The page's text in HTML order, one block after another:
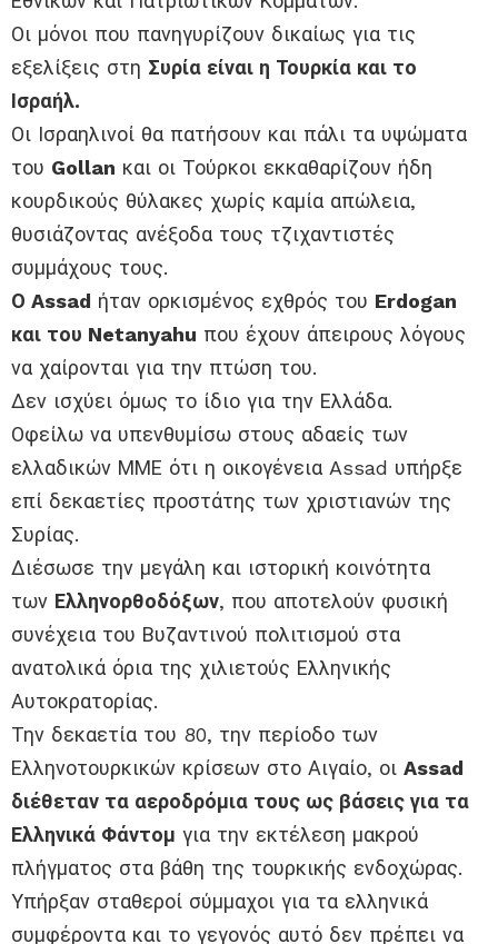
Οι μόνοι που πανηγυρίζουν δικαίως για τις
εξελίξεις στη Συρία είναι η Τουρκία και το
Ισραήλ.
Οι Ισραηλινοί θα πατήσουν και πάλι τα υψώματα
του Gollan και οι Τούρκοι εκκαθαρίζουν ήδη
κουρδικούς θύλακες χωρίς καμία απώλεια,
θυσιάζοντας ανέξοδα τους τζιχαντιστές
συμμάχους τους.
Ο Assad ήταν ορκισμένος εχθρός του Erdogan
και του Netanyahu που έχουν άπειρους λόγους
να χαίρονται για την πτώση του.
Δεν ισχύει όμως το ίδιο για την Ελλάδα.
Οφείλω να υπενθυμίσω στους αδαείς των
ελλαδικών ΜΜΕ ότι η οικογένεια Assad υπήρξε
επί δεκαετίες προστάτης των χριστιανών της
Συρίας.
Διέσωσε την μεγάλη και ιστορική κοινότητα
των Ελληνορθοδόξων, που αποτελούν φυσική
συνέχεια του Βυζαντινού πολιτισμού στα
ανατολικά όρια της χιλιετούς Ελληνικής
Αυτοκρατορίας.
Την δεκαετία του 80, την περίοδο των
Ελληνοτουρκικών κρίσεων στο Αιγαίο, οι Assad
διέθεταν τα αεροδρόμια τους ως βάσεις για τα
Ελληνικά Φάντομ για την εκτέλεση μακρού
πλήγματος στα βάθη της τουρκικής ενδοχώρας.
Υπήρξαν σταθεροί σύμμαχοι για τα ελληνικά
συμφέροντα και το γεγονός αυτό δεν πρέπει να